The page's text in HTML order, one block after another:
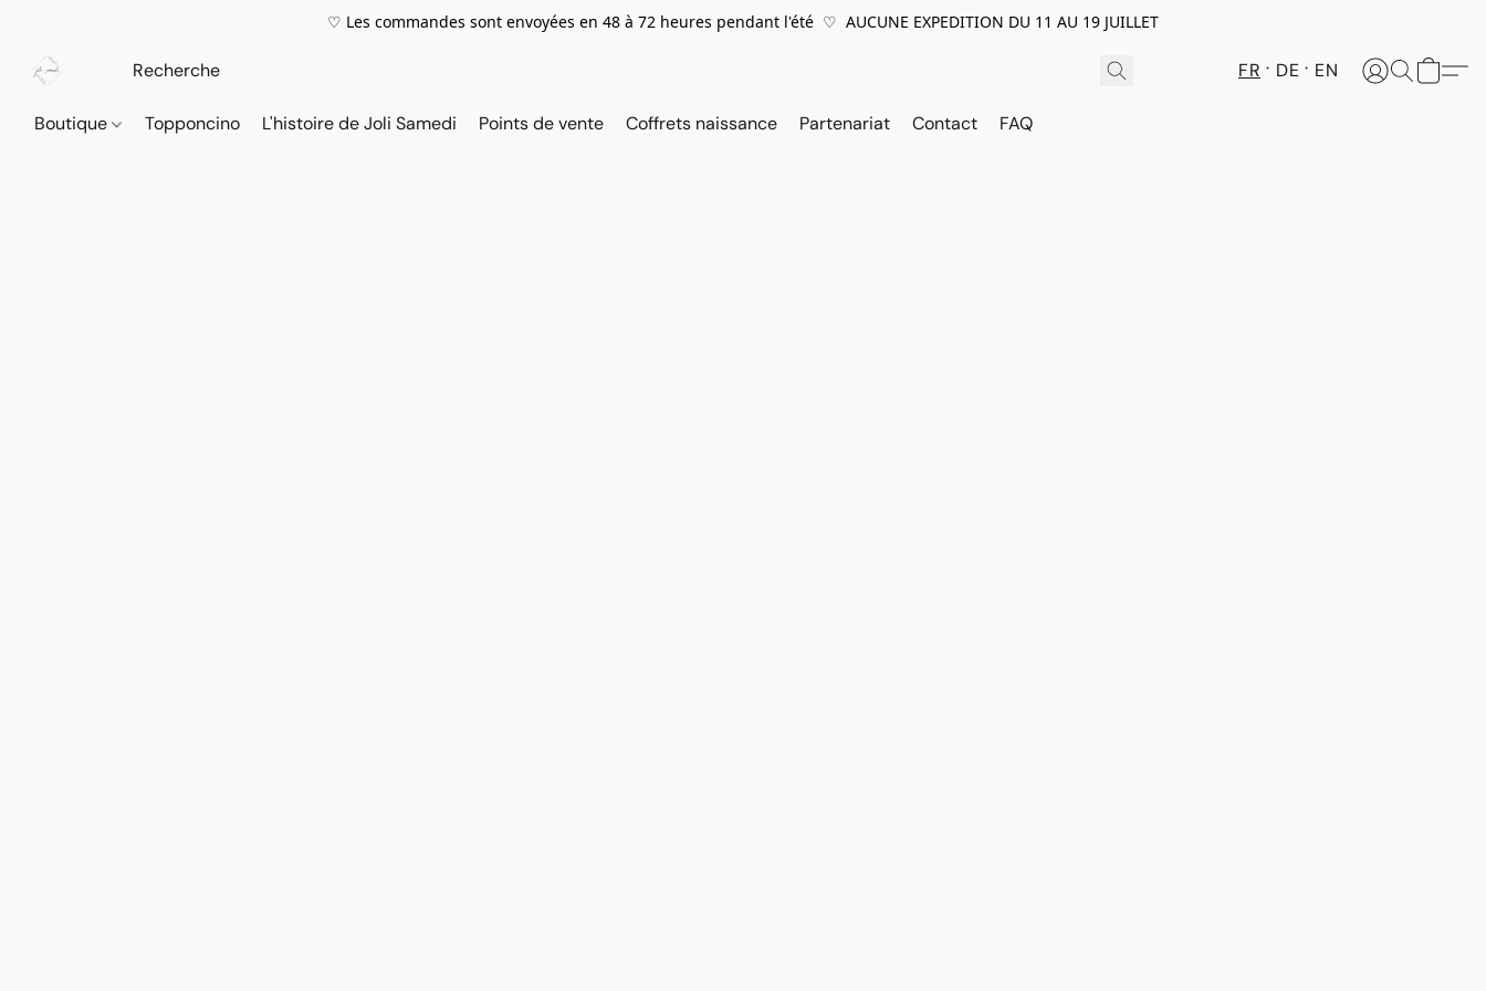
♡ Les commandes sont envoyées en 48 à 72 heures pendant l'été ♡ AUCUNE EXPEDITION DU 11 AU 19 JUILLET
FR DE EN
Boutique Topponcino L'histoire de Joli Samedi Points de vente Coffrets naissance Partenariat Contact FAQ